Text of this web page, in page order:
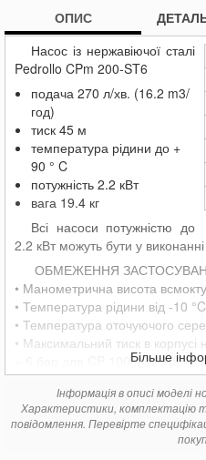
Pedrollo CPm 132-ST6
Pedrollo CPm 150-ST4
Pedrollo CPm 150-ST6
Pedrollo CPm 158-ST4
Pedrollo CPm 158-ST6
Pedrollo CPm 170-ST4
Pedrollo CPm 170-ST6
Pedrollo CPm 170M-ST4
Pedrollo CPm 170M-ST6
Pedrollo CPm 180-ST4
Pedrollo CPm 180-ST6
Pedrollo CPm 190-ST4
Pedrollo CPm 190-ST6
Pedrollo CPm 200-ST4
Pedrollo CPm 200-ST6
ОПИС
Насос із нержавіючої сталі
Pedrollo CPm 200-ST6
подача 270 л/хв. (16.2 m3/
год)
тиск 45 м
температура рідини до +
90 ° C
потужність 2.2 кВт
вага 19.4 кг
Всі насоси потужністю до
2.2 кВт можуть бути у
ОБМЕЖЕННЯ
• Манометрична висота
• Температура рідини від -10
• Температура оточуючого
• Максимальний тиск в корпусі
– 6 бар для CP 100-130-132-
CP 100-130-132-150-158 ST6
– 8 бар для CP 170-170M ST4
CP 170-170M ST6
• Безперервна робота S1
Більше
Інформація в описі моделі
Характеристики, комплектацію
повідомлення. Перевірте